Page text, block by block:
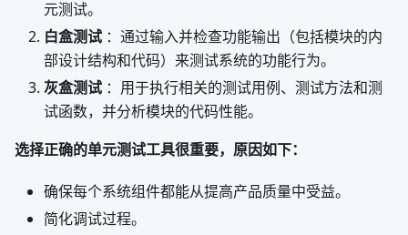
元测试。
白盒测试 ：通过输入并检查功能输出（包括模块的内
部设计结构和代码）来测试系统的功能行为。
灰盒测试 ：用于执行相关的测试用例、测试方法和测
试函数，并分析模块的代码性能。
选择正确的单元测试工具很重要，原因如下：
确保每个系统组件都能从提高产品质量中受益。
简化调试过程。